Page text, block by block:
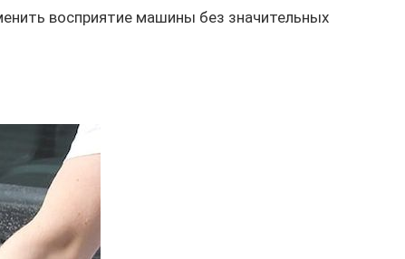
восприятие машины без значительных